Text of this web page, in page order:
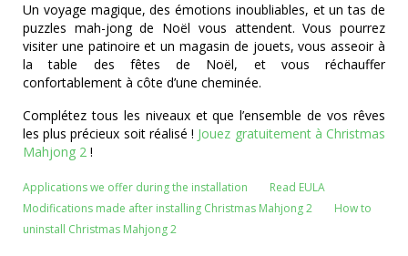
Un voyage magique, des émotions inoubliables, et un tas de
puzzles mah-jong de Noël vous attendent. Vous pourrez
visiter une patinoire et un magasin de jouets, vous asseoir à
la table des fêtes de Noël, et vous réchauffer
confortablement à côte d’une cheminée.
Complétez tous les niveaux et que l’ensemble de vos rêves
les plus précieux soit réalisé ! Jouez gratuitement à Christmas
Mahjong 2 !
Applications we offer during the installation
Read EULA
Modifications made after installing Christmas Mahjong 2
How to
uninstall Christmas Mahjong 2